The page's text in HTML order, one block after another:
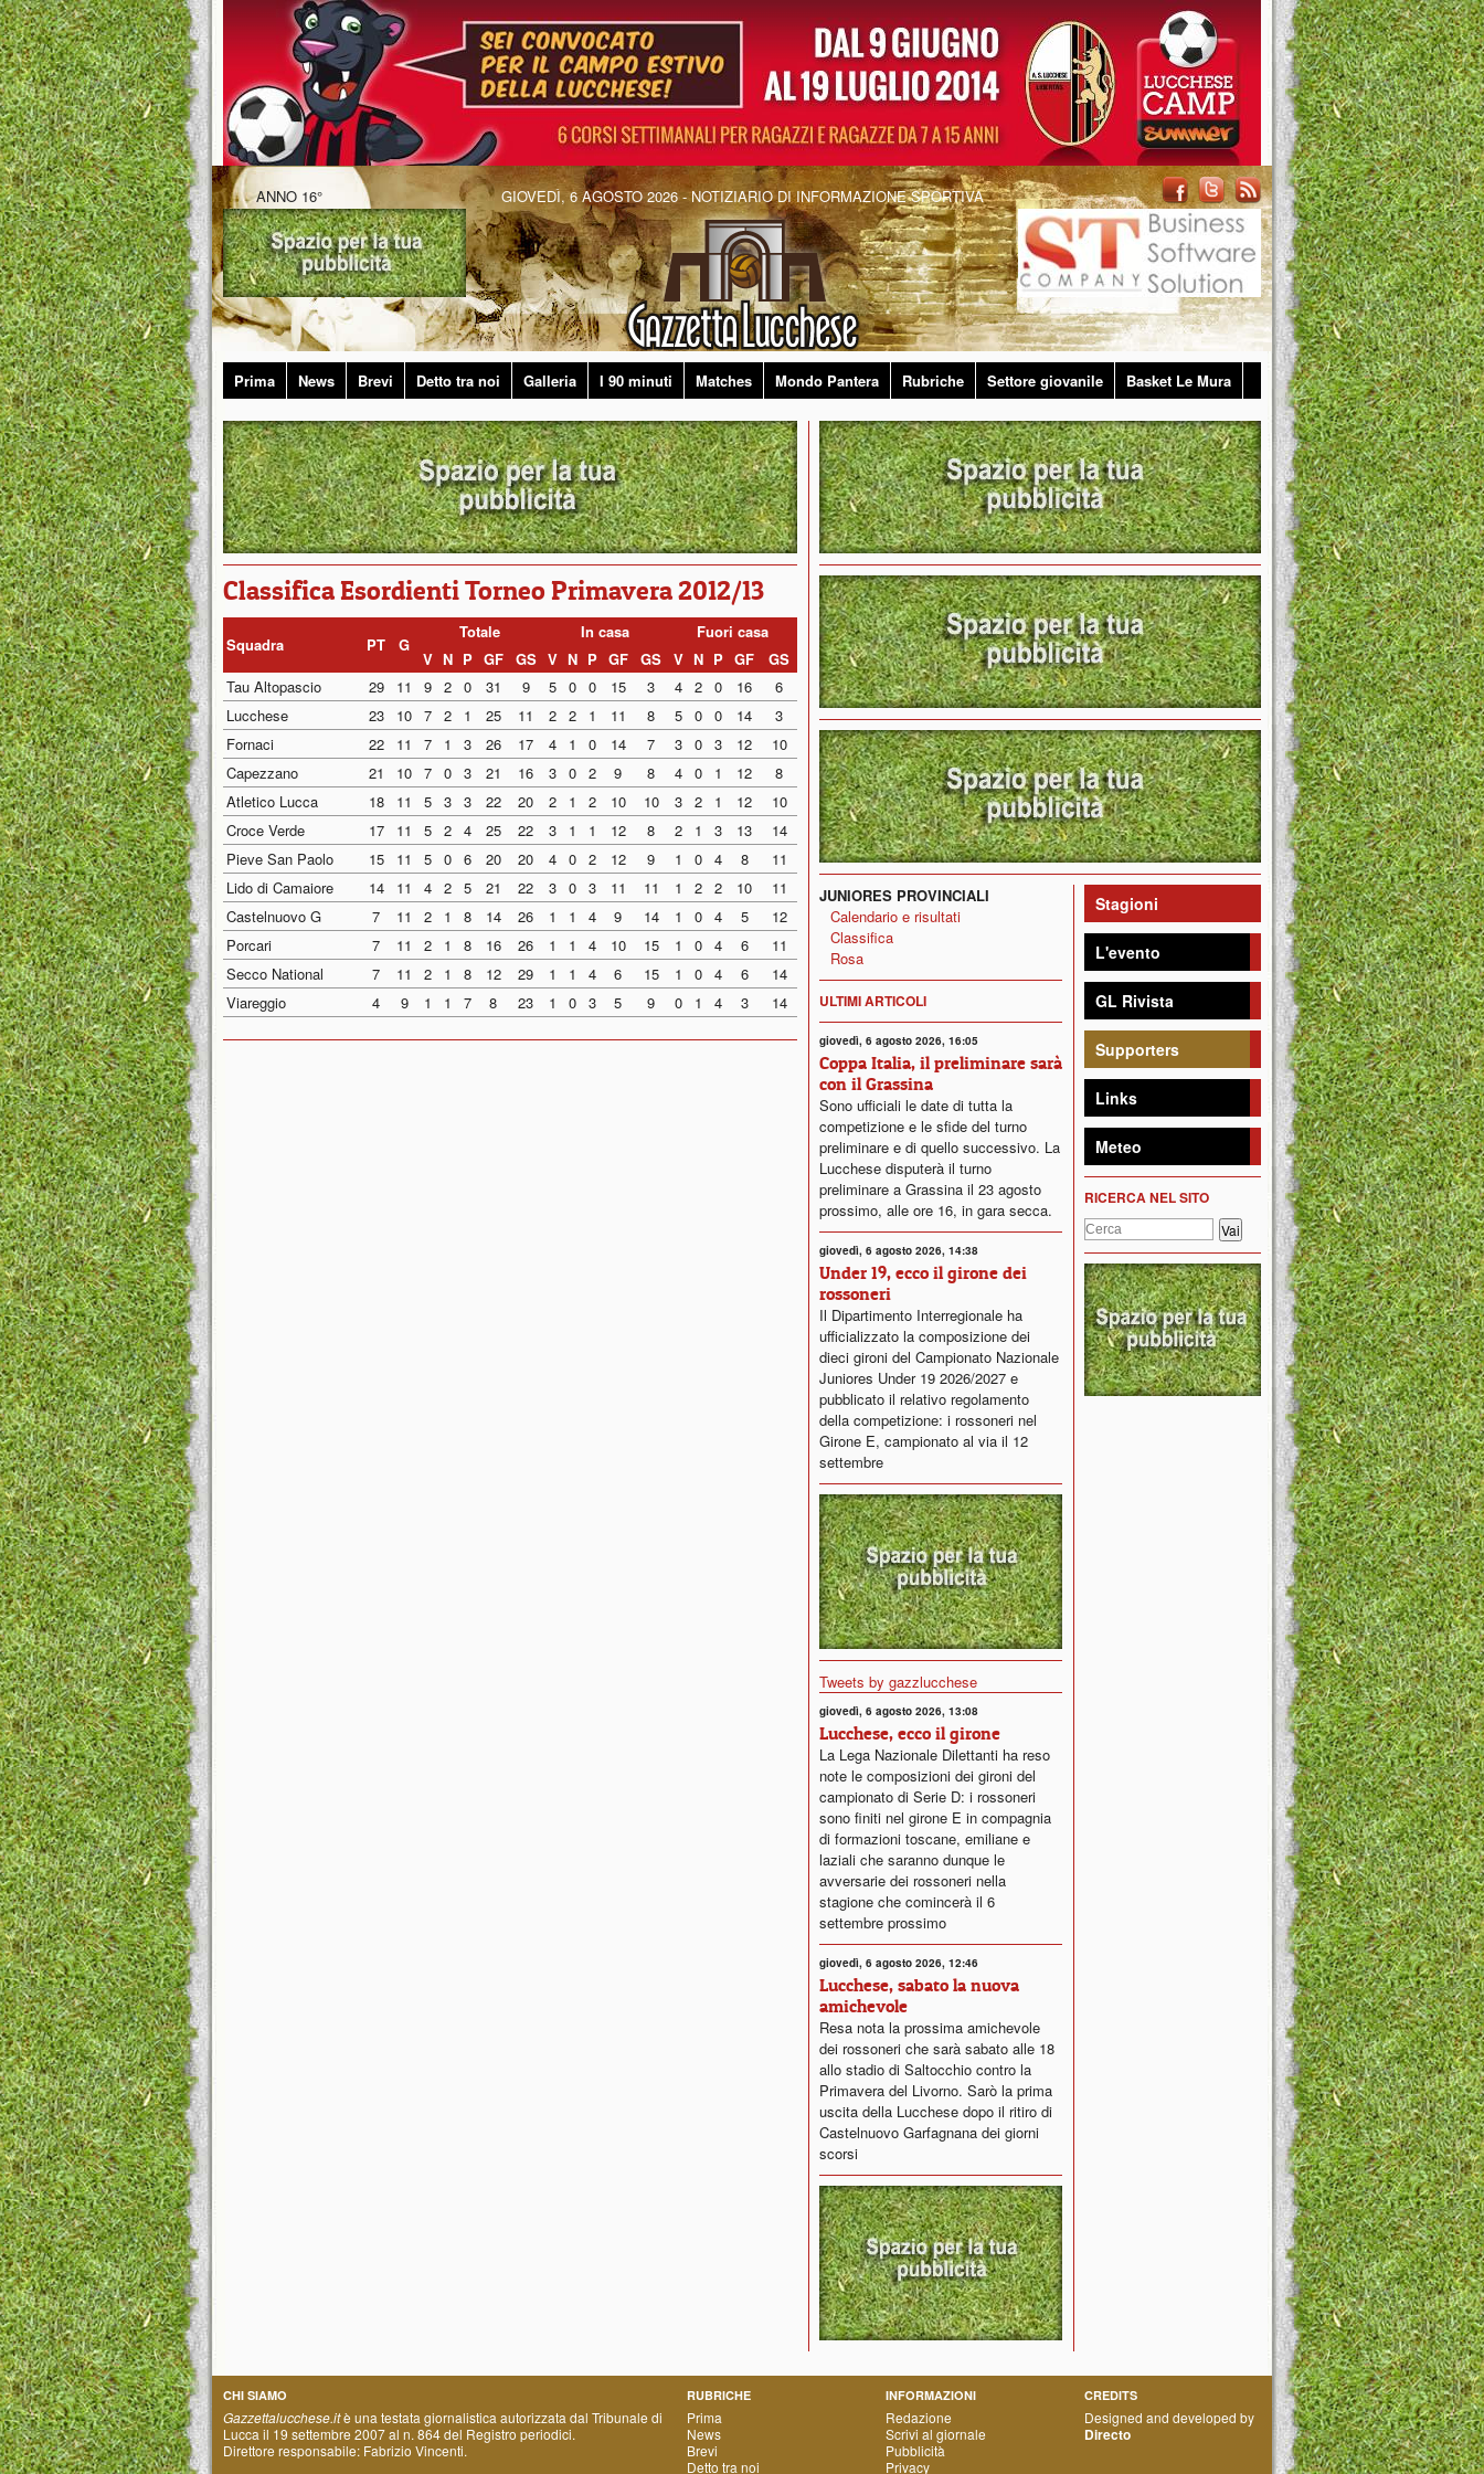
ANNO 16° GIOVEDÌ, 6 AGOSTO 2026 - NOTIZIARIO DI INFORMAZIONE SPORTIVA
Prima News Brevi Detto tra noi Galleria I 90 minuti Matches Mondo Pantera Rubriche Settore giovanile Basket Le Mura
Classifica Esordienti Torneo Primavera 2012/13
Squadra PT G
Totale In casa
Fuori casa
V N P GF GS V N P GF GS V N P GF
GS
Tau Altopascio
29 11 9 2 0 31 9 5 0 0 15 3 4 2 0 16
6
Lucchese
23 10 7 2 1 25 11 2 2 1 11 8 5 0 0 14
3
Fornaci
22 11 7 1 3 26 17 4 1 0 14 7 3 0 3 12
10
Capezzano
21 10 7 0 3 21 16 3 0 2 9 8 4 0 1 12
8
Atletico Lucca
18 11 5 3 3 22 20 2 1 2 10 10 3 2 1 12
10
Croce Verde
17 11 5 2 4 25 22 3 1 1 12 8 2 1 3 13
14
Pieve San Paolo
15 11 5 0 6 20 20 4 0 2 12 9 1 0 4 8
11
Lido di Camaiore
14 11 4 2 5 21 22 3 0 3 11 11 1 2 2 10
11
Castelnuovo G
7 11 2 1 8 14 26 1 1 4 9 14 1 0 4 5
12
Porcari
7 11 2 1 8 16 26 1 1 4 10 15 1 0 4 6
11
Secco National
7 11 2 1 8 12 29 1 1 4 6 15 1 0 4 6
14
Viareggio
4 9 1 1 7 8 23 1 0 3 5 9 0 1 4 3 14
JUNIORES PROVINCIALI
Calendario e risultati
Classifica
Rosa
ULTIMI ARTICOLI
giovedì, 6 agosto 2026, 16:05
Coppa Italia, il preliminare sarà
con il Grassina
Sono ufficiali le date di tutta la
competizione e le sfide del turno
preliminare e di quello successivo. La
Lucchese disputerà il turno
preliminare a Grassina il 23 agosto
prossimo, alle ore 16, in gara secca.
giovedì, 6 agosto 2026, 14:38
Under 19, ecco il girone dei
rossoneri
Il Dipartimento Interregionale ha
ufficializzato la composizione dei
dieci gironi del Campionato Nazionale
Juniores Under 19 2026/2027 e
pubblicato il relativo regolamento
della competizione: i rossoneri nel
Girone E, campionato al via il 12
settembre
Tweets by gazzlucchese
giovedì, 6 agosto 2026, 13:08
Lucchese, ecco il girone
La Lega Nazionale Dilettanti ha reso
note le composizioni dei gironi del
campionato di Serie D: i rossoneri
sono finiti nel girone E in compagnia
di formazioni toscane, emiliane e
laziali che saranno dunque le
avversarie dei rossoneri nella
stagione che comincerà il 6
settembre prossimo
giovedì, 6 agosto 2026, 12:46
Lucchese, sabato la nuova
amichevole
Resa nota la prossima amichevole
dei rossoneri che sarà sabato alle 18
allo stadio di Saltocchio contro la
Primavera del Livorno. Sarò la prima
uscita della Lucchese dopo il ritiro di
Castelnuovo Garfagnana dei giorni
scorsi
Stagioni
L'evento
GL Rivista
Supporters
Links
Meteo
RICERCA NEL SITO
CHI SIAMO
Gazzettalucchese.itè una testata giornalistica autorizzata dal Tribunale di
Lucca il 19 settembre 2007 al n. 864 del Registro periodici.
Direttore responsabile: Fabrizio Vincenti.
RUBRICHE
Prima
News
Brevi
Detto tra noi
INFORMAZIONI
Redazione
Scrivi al giornale
Pubblicità
Privacy
CREDITS
Designed and developed by
Directo